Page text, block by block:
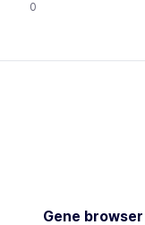
0
Gene browser